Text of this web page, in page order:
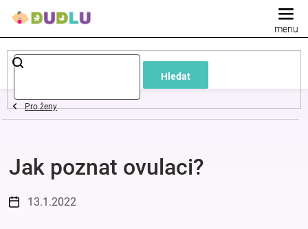
Hledat
Dětské
a
oblečení
Pokojíček
Pro ženy
Jak poznat ovulaci?
13.1.2022